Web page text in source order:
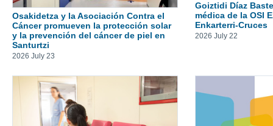
Osakidetza y la Asociación Contra el
Cáncer promueven la protección solar
y la prevención del cáncer de piel en
Santurtzi
2026 July 23
Goiztidi Díaz
médica de la OSI
Enkarterri-Cruces
2026 July 22